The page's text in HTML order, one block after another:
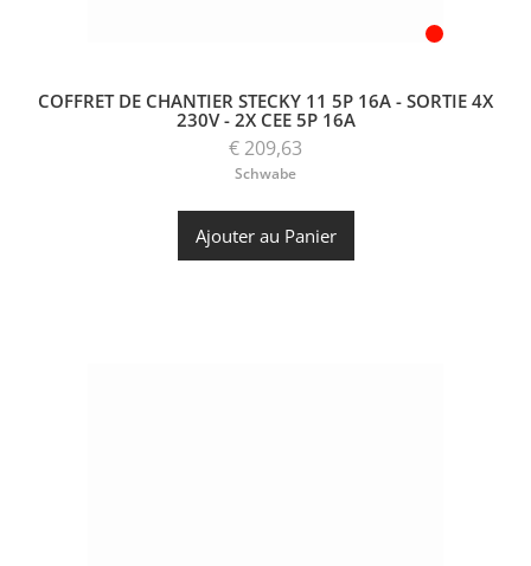
COFFRET DE CHANTIER STECKY 11 5P 16A - SORTIE 4X
230V - 2X CEE 5P 16A
€ 209,63
Schwabe
Ajouter au Panier